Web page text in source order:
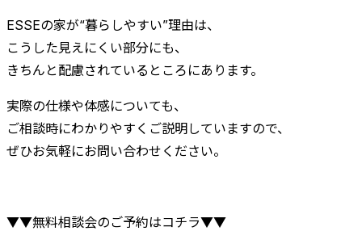
ESSEの家が“暮らしやすい”理由は、
こうした見えにくい部分にも、
きちんと配慮されているところにあります。
実際の仕様や体感についても、
ご相談時にわかりやすくご説明していますので、
ぜひお気軽にお問い合わせください。
▼▼無料相談会のご予約はコチラ▼▼